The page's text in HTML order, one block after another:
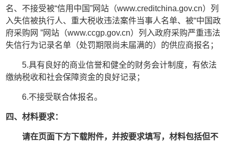
名、不接受被“信用中国”网站（www.creditchina.gov.cn）列
入失信被执行人、重大税收违法案件当事人名单、被“中国政
府采购网 ”网站（www.ccgp.gov.cn）列入政府采购严重违法
失信行为记录名单（处罚期限尚未届满的）的供应商报名；
5.具有良好的商业信誉和健全的财务会计制度，有依法
缴纳税收和社会保障资金的良好记录；
6.不接受联合体报名。
四、材料要求：
请在页面下方下载附件，并按要求填写，材料包括但不